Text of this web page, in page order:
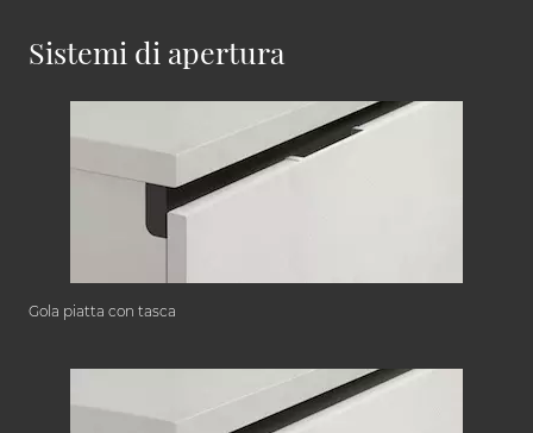
Sistemi di apertura
Gola piatta con tasca